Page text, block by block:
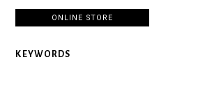
ONLINE STORE
KEYWORDS